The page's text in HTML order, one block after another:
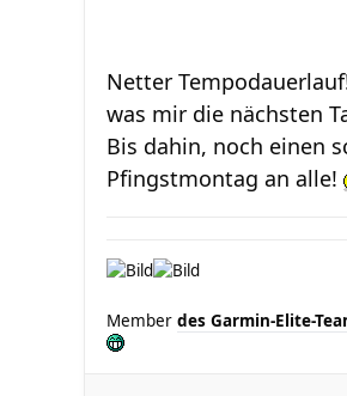
Netter
was mir die nächsten
Bis dahin, noch einen
Pfingstmontag an alle!
Member des Garmin-Elite-